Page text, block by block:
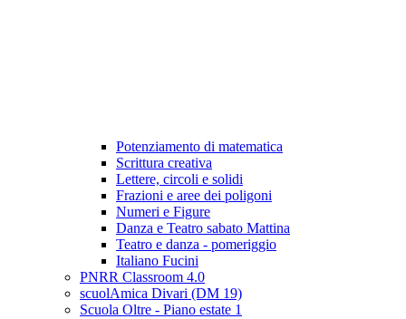
Potenziamento di matematica
Scrittura creativa
Lettere, circoli e solidi
Frazioni e aree dei poligoni
Numeri e Figure
Danza e Teatro sabato Mattina
Teatro e danza - pomeriggio
Italiano Fucini
PNRR Classroom 4.0
scuolAmica Divari (DM 19)
Scuola Oltre - Piano estate 1